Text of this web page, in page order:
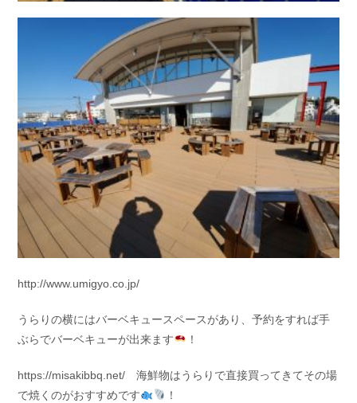
http://www.umigyo.co.jp/
うらりの横にはバーベキュースペースがあり、予約をすれば手
ぶらでバーベキューが出来ます
！
https://misakibbq.net/ 海鮮物はうらりで直接買ってきてその場
で焼くのがおすすめです
！